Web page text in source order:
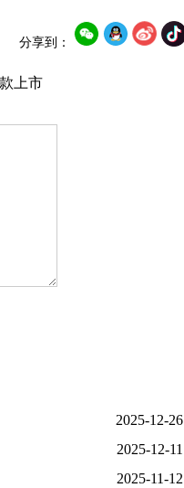
分享到：
上市
2025-12-26
2025-12-11
2025-11-12